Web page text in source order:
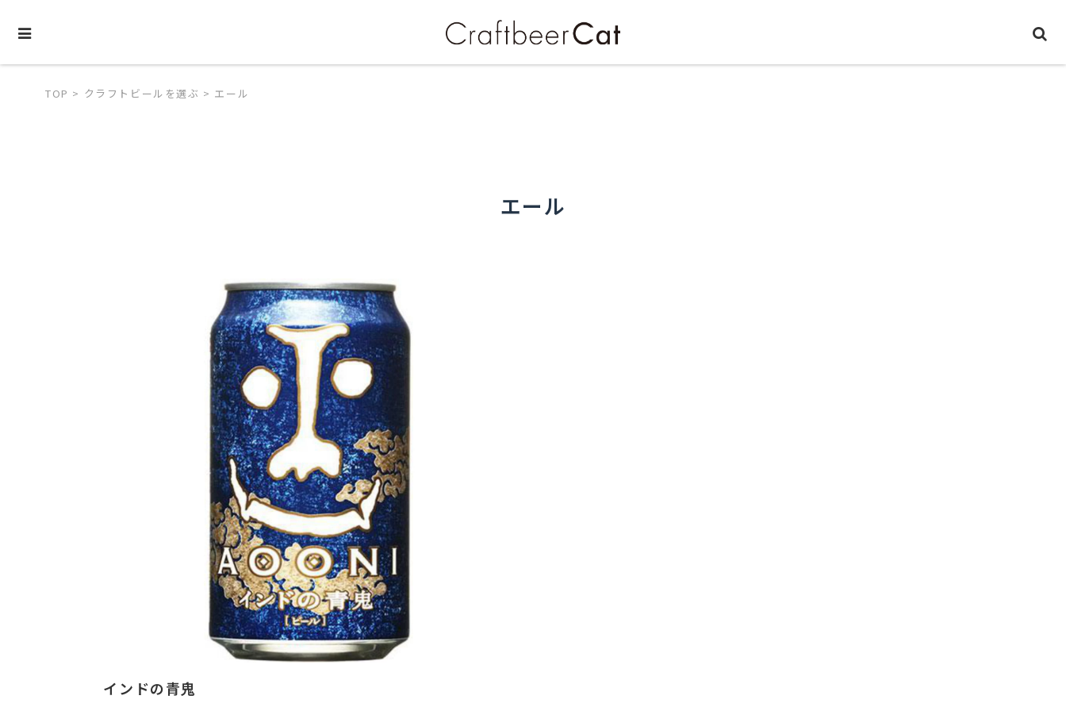
クラフトビールを探求する全ての人へ
TOP > クラフトビールを選ぶ > エール
エール
インドの青鬼